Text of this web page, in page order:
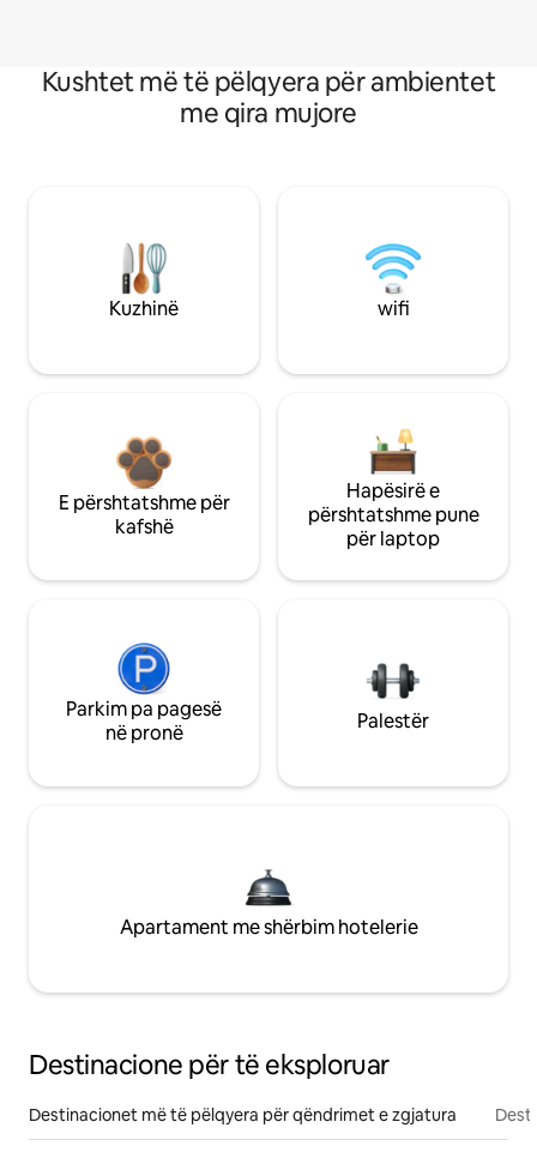
Kushtet më të pëlqyera për ambientet
me qira mujore
Kuzhinë wifi
E përshtatshme për
kafshë
Hapësirë e
përshtatshme pune
për laptop
Parkim pa pagesë
në pronë
Palestër
Apartament me shërbim hotelerie
Destinacione për të eksploruar
Destinacionet më të pëlqyera për qëndrimet e zgjatura